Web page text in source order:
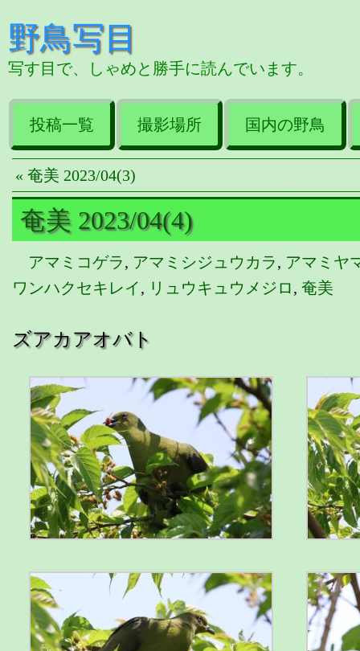
野鳥写目
写す目で、しゃめと勝手に読んでいます。
投稿一覧 撮影場所 国内の野鳥
« 奄美 2023/04(3)
奄美 2023/04(4)
アマミコゲラ, アマミシジュウカラ, アマミヤ
ワンハクセキレイ, リュウキュウメジロ, 奄美
ズアカアオバト